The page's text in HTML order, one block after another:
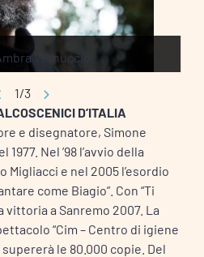
Vernuccio
1/3
D’ITALIA
e disegnatore, Simone
Nel ’98 l’avvio della
e nel 2005 l’esordio
come Biagio”. Con “Ti
vittoria a Sanremo 2007. La
“Cim – Centro di igiene
le 80.000 copie. Del